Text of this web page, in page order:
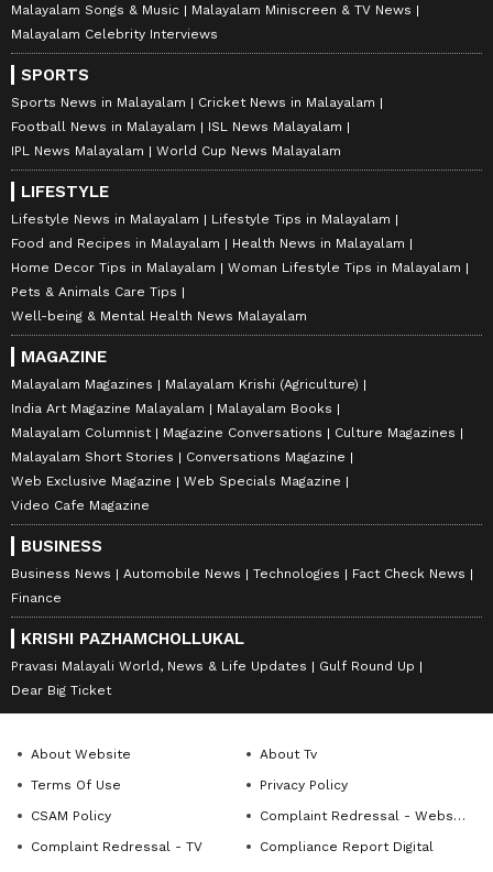
Malayalam Songs & Music
Malayalam Miniscreen & TV News
Malayalam Celebrity Interviews
SPORTS
Sports News in Malayalam
Cricket News in Malayalam
Football News in Malayalam
ISL News Malayalam
IPL News Malayalam
World Cup News Malayalam
LIFESTYLE
Lifestyle News in Malayalam
Lifestyle Tips in Malayalam
Food and Recipes in Malayalam
Health News in Malayalam
Home Decor Tips in Malayalam
Woman Lifestyle Tips in Malayalam
Pets & Animals Care Tips
Well-being & Mental Health News Malayalam
MAGAZINE
Malayalam Magazines
Malayalam Krishi (Agriculture)
India Art Magazine Malayalam
Malayalam Books
Malayalam Columnist
Magazine Conversations
Culture Magazines
Malayalam Short Stories
Conversations Magazine
Web Exclusive Magazine
Web Specials Magazine
Video Cafe Magazine
BUSINESS
Business News Automobile News Technologies
Fact Check News
Finance
KRISHI PAZHAMCHOLLUKAL
Pravasi Malayali World, News & Life Updates
Gulf Round Up
Dear Big Ticket
About Website
About Tv
Terms Of Use
Privacy Policy
CSAM Policy
Complaint Redressal - Website
Complaint Redressal - TV
Compliance Report Digital